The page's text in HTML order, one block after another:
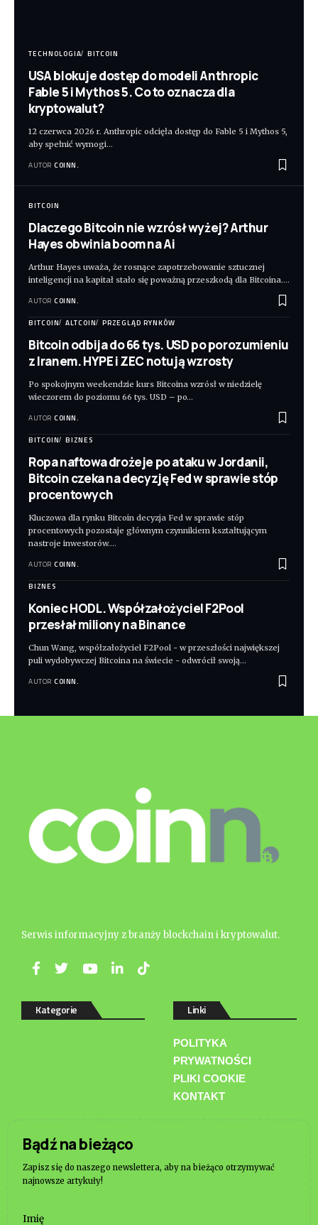
TECHNOLOGIA BITCOIN
USA blokuje dostęp do modeli Anthropic
Fable 5 i Mythos 5. Co to oznacza dla
kryptowalut?
12 czerwca 2026 r. Anthropic odcięła dostęp do Fable 5 i Mythos 5,
aby spełnić wymogi…
AUTOR COINN.
BITCOIN
Dlaczego Bitcoin nie wzrósł wyżej? Arthur
Hayes obwinia boom na Ai
Arthur Hayes uważa, że rosnące zapotrzebowanie sztucznej
inteligencji na kapitał stało się poważną przeszkodą dla Bitcoina.…
AUTOR COINN.
BITCOIN ALTCOIN PRZEGLĄD RYNKÓW
Bitcoin odbija do 66 tys. USD po porozumieniu
z Iranem. HYPE i ZEC notują wzrosty
Po spokojnym weekendzie kurs Bitcoina wzrósł w niedzielę
wieczorem do poziomu 66 tys. USD – po…
AUTOR COINN.
BITCOIN BIZNES
Ropa naftowa drożeje po ataku w Jordanii,
Bitcoin czeka na decyzję Fed w sprawie stóp
procentowych
Kluczowa dla rynku Bitcoin decyzja Fed w sprawie stóp
procentowych pozostaje głównym czynnikiem kształtującym
nastroje inwestorów.…
AUTOR COINN.
BIZNES
Koniec HODL. Współzałożyciel F2Pool
przesłał miliony na Binance
Chun Wang, współzałożyciel F2Pool - w przeszłości największej
puli wydobywczej Bitcoina na świecie - odwrócił swoją…
AUTOR COINN.
Serwis informacyjny z branży blockchain i kryptowalut.
Kategorie Linki
POLITYKA
PRYWATNOŚCI
PLIKI COOKIE
KONTAKT
Bądź na bieżąco
Zapisz się do naszego newslettera, aby na bieżąco otrzymywać
najnowsze artykuły!
Imię